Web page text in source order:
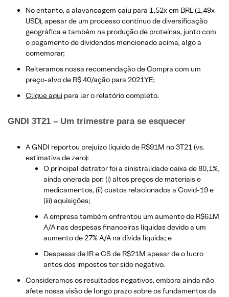
No entanto, a alavancagem caiu para 1,52x em BRL (1,49x
USD), apesar de um processo contínuo de diversificação
geográfica e também na produção de proteínas, junto com
o pagamento de dividendos mencionado acima, algo a
comemorar;
Reiteramos nossa recomendação de Compra com um
preço-alvo de R$ 40/ação para 2021YE;
Clique aqui para ler o relatório completo.
GNDI 3T21 – Um trimestre para se esquecer
A GNDI reportou prejuízo líquido de R$91M no 3T21 (vs.
estimativa de zero):
O principal detrator foi a sinistralidade caixa de 80,1%,
ainda onerada por: (i) altos preços de materiais e
medicamentos, (ii) custos relacionados a Covid-19 e
(iii) aquisições;
A empresa também enfrentou um aumento de R$61M
A/A nas despesas financeiras líquidas devido a um
aumento de 27% A/A na dívida líquida; e
Despesas de IR e CS de R$21M apesar de o lucro
antes dos impostos ter sido negativo.
Consideramos os resultados negativos, embora ainda não
afete nossa visão de longo prazo sobre os fundamentos da